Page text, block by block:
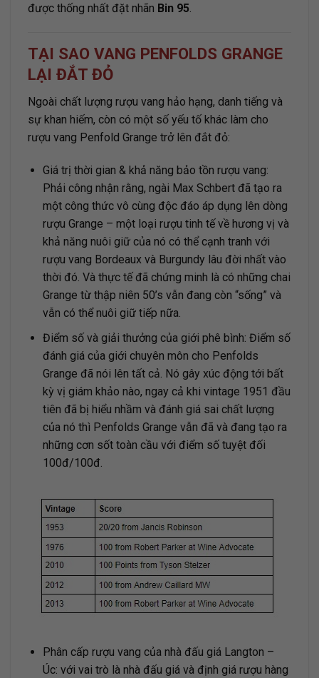
được thống nhất đặt nhãn Bin 95.
TẠI SAO VANG PENFOLDS GRANGE
LẠI ĐẮT ĐỎ
Ngoài chất lượng rượu vang hảo hạng, danh tiếng và
sự khan hiếm, còn có một số yếu tố khác làm cho
rượu vang Penfold Grange trở lên đắt đỏ:
Giá trị thời gian & khả năng bảo tồn rượu vang:
Phải công nhận rằng, ngài Max Schbert đã tạo ra
một công thức vô cùng độc đáo áp dụng lên dòng
rượu Grange – một loại rượu tinh tế về hương vị và
khả năng nuôi giữ của nó có thể cạnh tranh với
rượu vang Bordeaux và Burgundy lâu đời nhất vào
thời đó. Và thực tế đã chứng minh là có những chai
Grange từ thập niên 50’s vẫn đang còn “sống” và
vẫn có thể nuôi giữ tiếp nữa.
Điểm số và giải thưởng của giới phê bình: Điểm số
đánh giá của giới chuyên môn cho Penfolds
Grange đã nói lên tất cả. Nó gây xúc động tới bất
kỳ vị giám khảo nào, ngay cả khi vintage 1951 đầu
tiên đã bị hiểu nhầm và đánh giá sai chất lượng
của nó thì Penfolds Grange vẫn đã và đang tạo ra
những cơn sốt toàn cầu với điểm số tuyệt đối
100đ/100đ.
Phân cấp rượu vang của nhà đấu giá Langton –
Úc: với vai trò là nhà đấu giá và định giá rượu hàng